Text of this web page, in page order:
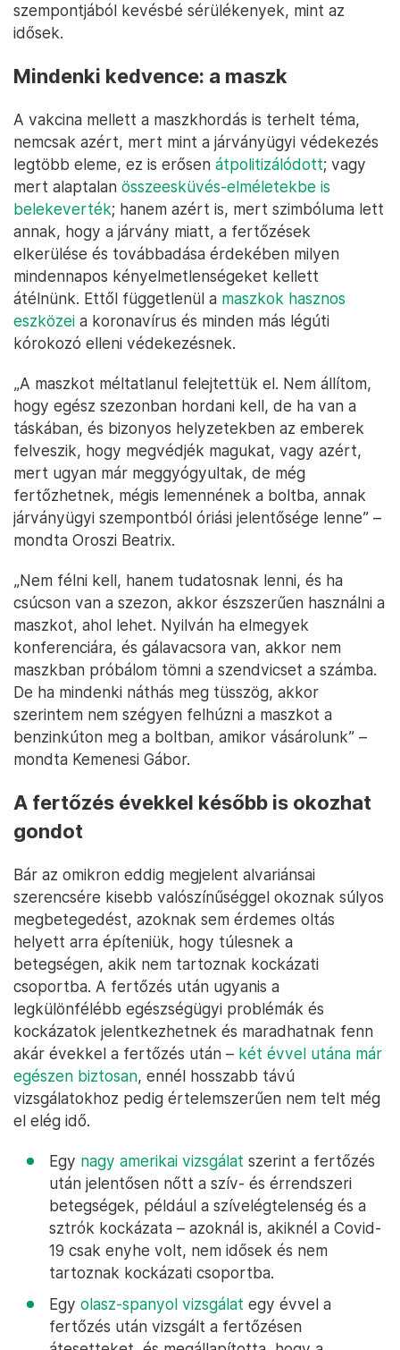
szempontjából kevésbé sérülékenyek, mint az
idősek.
Mindenki kedvence: a maszk
A vakcina mellett a maszkhordás is terhelt téma,
nemcsak azért, mert mint a járványügyi védekezés
legtöbb eleme, ez is erősen átpolitizálódott; vagy
mert alaptalan összeesküvés-elméletekbe is
belekeverték; hanem azért is, mert szimbóluma lett
annak, hogy a járvány miatt, a fertőzések
elkerülése és továbbadása érdekében milyen
mindennapos kényelmetlenségeket kellett
átélnünk. Ettől függetlenül a maszkok hasznos
eszközei a koronavírus és minden más légúti
kórokozó elleni védekezésnek.
„A maszkot méltatlanul felejtettük el. Nem állítom,
hogy egész szezonban hordani kell, de ha van a
táskában, és bizonyos helyzetekben az emberek
felveszik, hogy megvédjék magukat, vagy azért,
mert ugyan már meggyógyultak, de még
fertőzhetnek, mégis lemennének a boltba, annak
járványügyi szempontból óriási jelentősége lenne” –
mondta Oroszi Beatrix.
„Nem félni kell, hanem tudatosnak lenni, és ha
csúcson van a szezon, akkor észszerűen használni a
maszkot, ahol lehet. Nyilván ha elmegyek
konferenciára, és gálavacsora van, akkor nem
maszkban próbálom tömni a szendvicset a számba.
De ha mindenki náthás meg tüsszög, akkor
szerintem nem szégyen felhúzni a maszkot a
benzinkúton meg a boltban, amikor vásárolunk” –
mondta Kemenesi Gábor.
A fertőzés évekkel később is okozhat
gondot
Bár az omikron eddig megjelent alvariánsai
szerencsére kisebb valószínűséggel okoznak súlyos
megbetegedést, azoknak sem érdemes oltás
helyett arra építeniük, hogy túlesnek a
betegségen, akik nem tartoznak kockázati
csoportba. A fertőzés után ugyanis a
legkülönfélébb egészségügyi problémák és
kockázatok jelentkezhetnek és maradhatnak fenn
akár évekkel a fertőzés után – két évvel utána már
egészen biztosan, ennél hosszabb távú
vizsgálatokhoz pedig értelemszerűen nem telt még
el elég idő.
Egy nagy amerikai vizsgálat szerint a fertőzés
után jelentősen nőtt a szív- és érrendszeri
betegségek, például a szívelégtelenség és a
sztrók kockázata – azoknál is, akiknél a Covid-
19 csak enyhe volt, nem idősek és nem
tartoznak kockázati csoportba.
Egy olasz-spanyol vizsgálat egy évvel a
fertőzés után vizsgált a fertőzésen